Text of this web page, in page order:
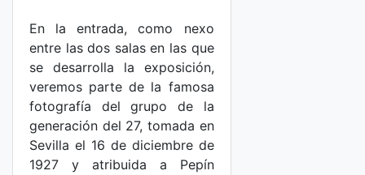
En la entrada, como nexo
entre las dos salas en las que
se desarrolla la exposición,
veremos parte de la famosa
fotografía del grupo de la
generación del 27, tomada en
Sevilla el 16 de diciembre de
1927 y atribuida a Pepín